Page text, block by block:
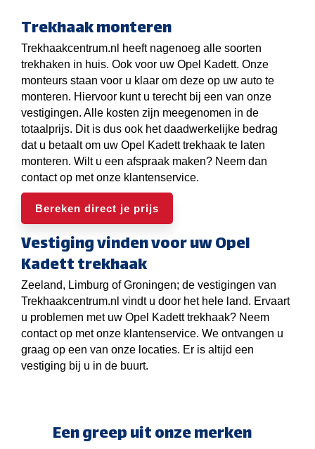
Trekhaak monteren
Trekhaakcentrum.nl heeft nagenoeg alle soorten
trekhaken in huis. Ook voor uw Opel Kadett. Onze
monteurs staan voor u klaar om deze op uw auto te
monteren. Hiervoor kunt u terecht bij een van onze
vestigingen. Alle kosten zijn meegenomen in de
totaalprijs. Dit is dus ook het daadwerkelijke bedrag
dat u betaalt om uw Opel Kadett trekhaak te laten
monteren. Wilt u een afspraak maken? Neem dan
contact op met onze klantenservice.
Bereken direct je prijs
Vestiging vinden voor uw Opel
Kadett trekhaak
Zeeland, Limburg of Groningen; de vestigingen van
Trekhaakcentrum.nl vindt u door het hele land. Ervaart
u problemen met uw Opel Kadett trekhaak? Neem
contact op met onze klantenservice. We ontvangen u
graag op een van onze locaties. Er is altijd een
vestiging bij u in de buurt.
Een greep uit onze merken